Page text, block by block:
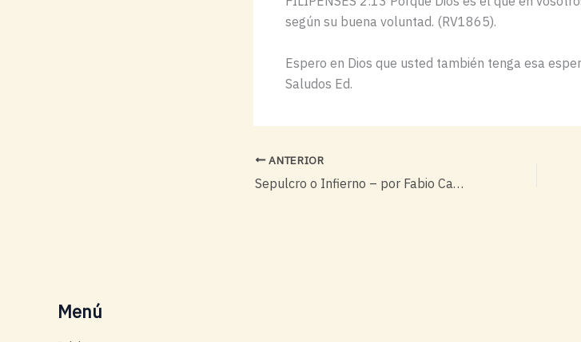
según su buena voluntad. (RV1865).
Espero en Dios que usted también tenga esa
Saludos Ed.
ANTERIOR
Sepulcro o Infierno – por Fabio Carballo
Menú